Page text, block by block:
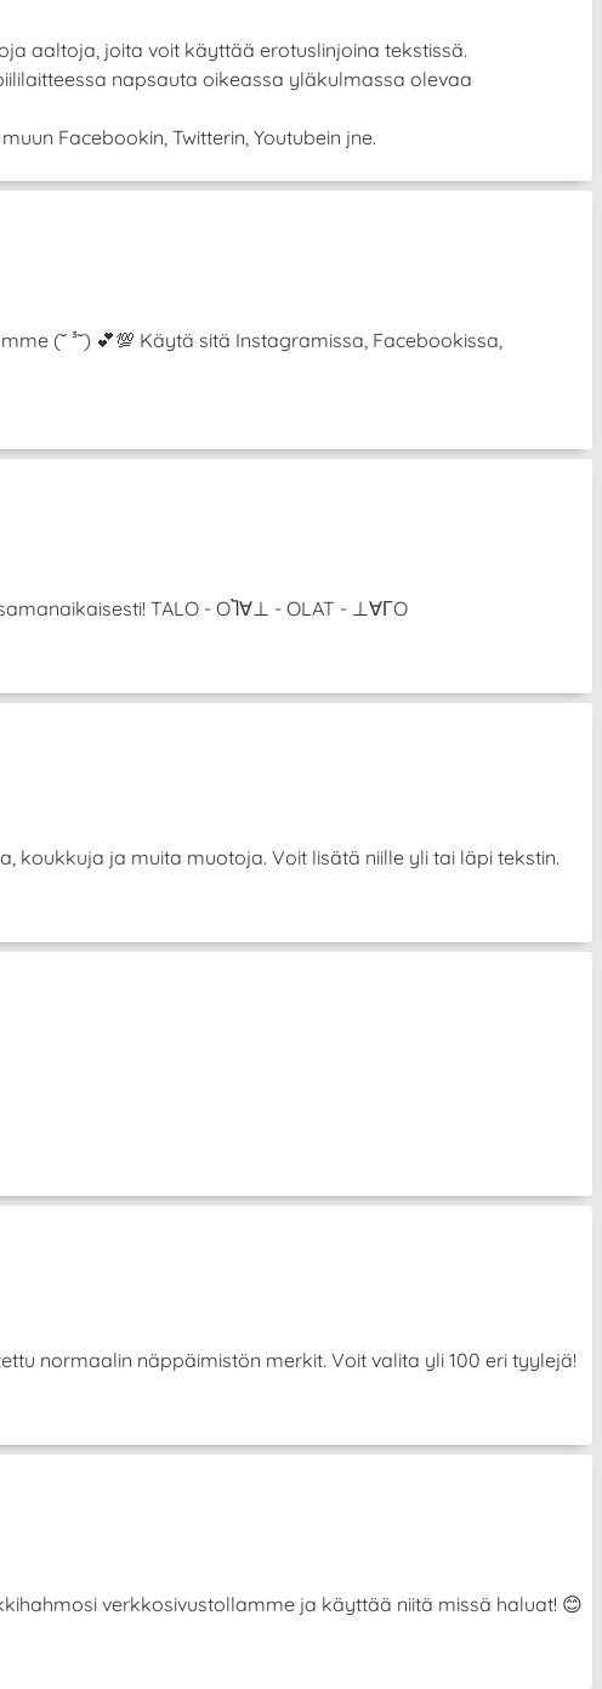
aaltoja, joita voit käyttää erotuslinjoina tekstissä.
napsauta oikeassa yläkulmassa olevaa
Facebookin, Twitterin, Youtubein jne.
(˘ ³˘) 💕💯 Käytä sitä Instagramissa, Facebookissa,
TALO - OႨ∀⊥ - OLAT - ⊥∀ΓO
koukkuja ja muita muotoja. Voit lisätä niille yli tai läpi tekstin.
normaalin näppäimistön merkit. Voit valita yli 100 eri tyylejä!
verkkosivustollamme ja käyttää niitä missä haluat! 😊